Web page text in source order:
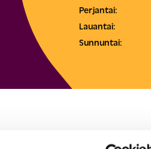
Perjantai:
Lauantai:
Sunnuntai: